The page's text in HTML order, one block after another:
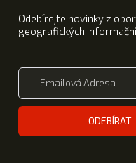
Odebírejte novinky z
geografických
ODEBÍRAT